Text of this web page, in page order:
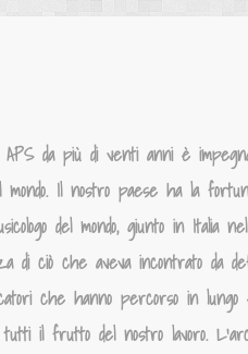
APS da più di venti anni è
mondo. Il nostro paese ha la
del mondo, giunto in
ciò che aveva incontrato da
che hanno percorso in lungo
il frutto del nostro lavoro.